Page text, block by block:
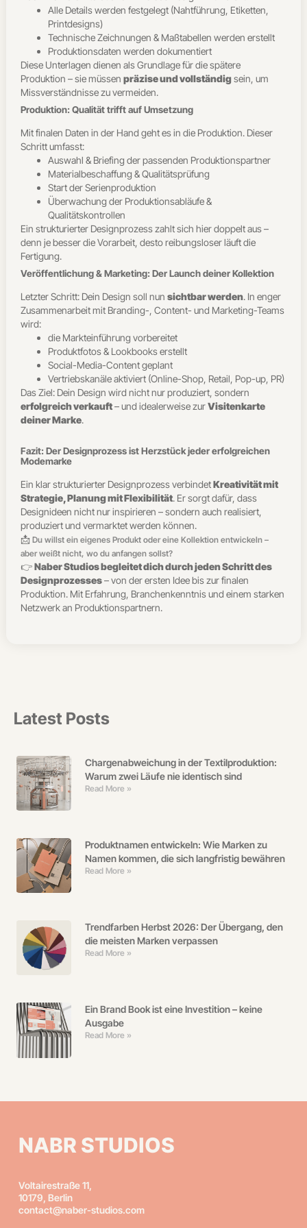
Alle Details werden festgelegt (Nahtführung, Etiketten,
Printdesigns)
Technische Zeichnungen & Maßtabellen werden erstellt
Produktionsdaten werden dokumentiert
Diese Unterlagen dienen als Grundlage für die spätere
Produktion – sie müssenpräzise und vollständigsein, um
Missverständnisse zu vermeiden.
Produktion: Qualität trifft auf Umsetzung
Mit finalen Daten in der Hand geht es in die Produktion. Dieser
Schritt umfasst:
Auswahl & Briefing der passenden Produktionspartner
Materialbeschaffung & Qualitätsprüfung
Start der Serienproduktion
Überwachung der Produktionsabläufe &
Qualitätskontrollen
Ein strukturierter Designprozess zahlt sich hier doppelt aus –
denn je besser die Vorarbeit, desto reibungsloser läuft die
Fertigung.
Veröffentlichung & Marketing: Der Launch deiner Kollektion
Letzter Schritt: Dein Design soll nunsichtbar werden. In enger
Zusammenarbeit mit Branding-, Content- und Marketing-Teams
wird:
die Markteinführung vorbereitet
Produktfotos & Lookbooks erstellt
Social-Media-Content geplant
Vertriebskanäle aktiviert (Online-Shop, Retail, Pop-up, PR)
Das Ziel: Dein Design wird nicht nur produziert, sondern
erfolgreich verkauft– und idealerweise zurVisitenkarte
deiner Marke.
Fazit: Der Designprozess ist Herzstück jeder erfolgreichen
Modemarke
Ein klar strukturierter Designprozess verbindetKreativität mit
Strategie, Planung mit Flexibilität. Er sorgt dafür, dass
Designideen nicht nur inspirieren – sondern auch realisiert,
produziert und vermarktet werden können.
📩Du willst ein eigenes Produkt oder eine Kollektion entwickeln –
aber weißt nicht, wo du anfangen sollst?
👉Naber Studios begleitet dich durch jeden Schritt des
Designprozesses– von der ersten Idee bis zur finalen
Produktion. Mit Erfahrung, Branchenkenntnis und einem starken
Netzwerk an Produktionspartnern.
Latest Posts
Chargenabweichung in der Textilproduktion:
Warum zwei Läufe nie identisch sind
Read More »
Produktnamen entwickeln: Wie Marken zu
Namen kommen, die sich langfristig bewähren
Read More »
Trendfarben Herbst 2026: Der Übergang, den
die meisten Marken verpassen
Read More »
Ein Brand Book ist eine Investition – keine
Ausgabe
Read More »
NABR STUDIOS
Voltairestraße 11,
10179, Berlin
contact@naber-studios.com